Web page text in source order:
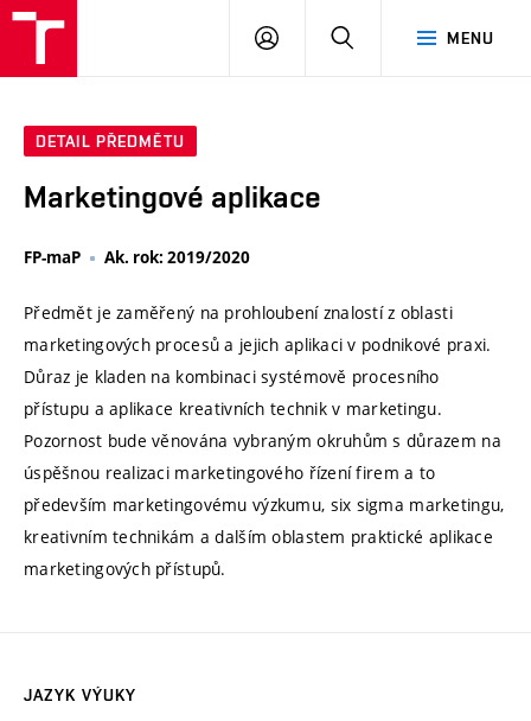
MENU
PŘIHLÁSIT
DETAIL PŘEDMĚTU
Marketingové aplikace
FP-maP Ak. rok: 2019/2020
Předmět je zaměřený na prohloubení znalostí z oblasti
marketingových procesů a jejich aplikaci v podnikové praxi.
Důraz je kladen na kombinaci systémově procesního
přístupu a aplikace kreativních technik v marketingu.
Pozornost bude věnována vybraným okruhům s důrazem na
úspěšnou realizaci marketingového řízení firem a to
především marketingovému výzkumu, six sigma marketingu,
kreativním technikám a dalším oblastem praktické aplikace
marketingových přístupů.
JAZYK VÝUKY